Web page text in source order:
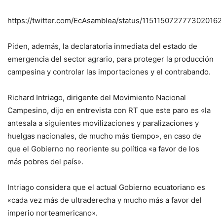
https://twitter.com/EcAsamblea/status/
Piden, además, la declaratoria inmediata del estado de
emergencia del sector agrario, para proteger la producción
campesina y controlar las importaciones y el contrabando.
Richard Intriago, dirigente del Movimiento Nacional
Campesino, dijo en entrevista con RT que este paro es «la
antesala a siguientes movilizaciones y paralizaciones y
huelgas nacionales, de mucho más tiempo», en caso de
que el Gobierno no reoriente su política «a favor de los
más pobres del país».
Intriago considera que el actual Gobierno ecuatoriano es
«cada vez más de ultraderecha y mucho más a favor del
imperio norteamericano».